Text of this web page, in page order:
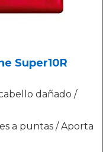
Super10R
dañado /
a puntas / Aporta